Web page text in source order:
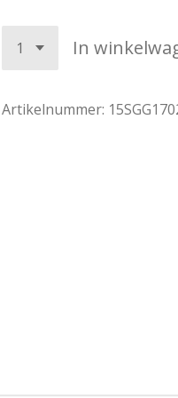
In
Artikelnummer: